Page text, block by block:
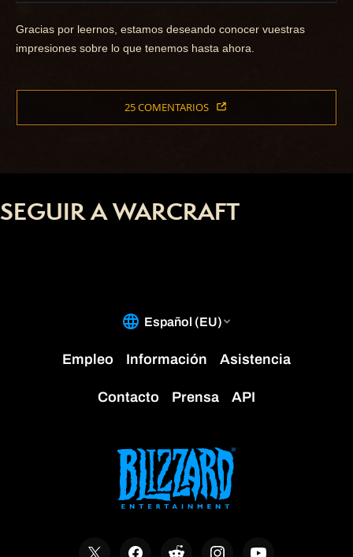
Gracias por leernos, estamos deseando conocer vuestras
impresiones sobre lo que tenemos hasta ahora.
25 COMENTARIOS
SEGUIR A WARCRAFT